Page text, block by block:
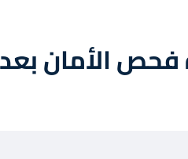
الأمان بعد